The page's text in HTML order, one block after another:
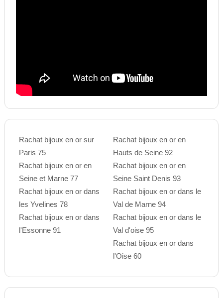
Rachat bijoux en or sur
Paris 75
Rachat bijoux en or en
Seine et Marne 77
Rachat bijoux en or dans
les Yvelines 78
Rachat bijoux en or dans
l'Essonne 91
Rachat bijoux en or en
Hauts de Seine 92
Rachat bijoux en or en
Seine Saint Denis 93
Rachat bijoux en or dans le
Val de Marne 94
Rachat bijoux en or dans le
Val d'oise 95
Rachat bijoux en or dans
l'Oise 60